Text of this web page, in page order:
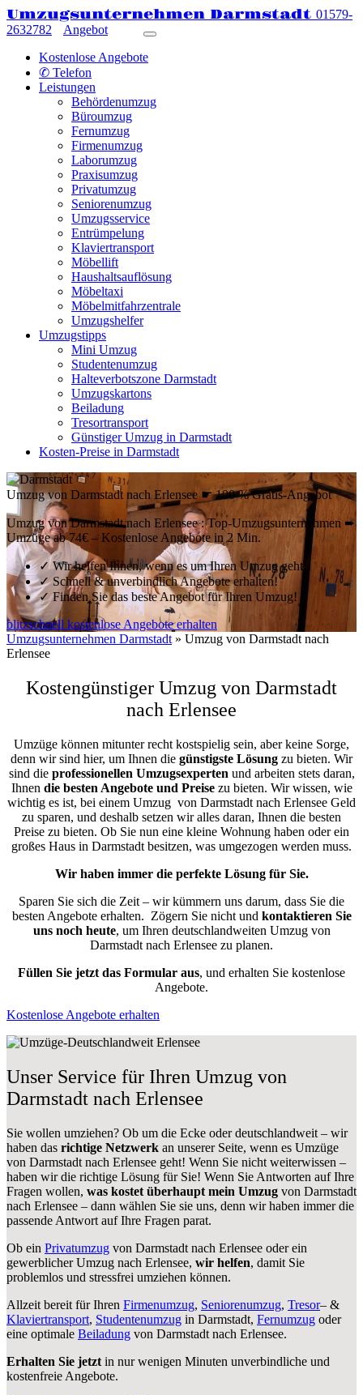
Umzugsunternehmen Darmstadt 01579-
2632782
Angebot
Kostenlose Angebote
✆ Telefon
Leistungen
Behördenumzug
Büroumzug
Fernumzug
Firmenumzug
Laborumzug
Praxisumzug
Privatumzug
Seniorenumzug
Umzugsservice
Entrümpelung
Klaviertransport
Möbellift
Haushaltsauflösung
Möbeltaxi
Möbelmitfahrzentrale
Umzugshelfer
Umzugstipps
Mini Umzug
Studentenumzug
Halteverbotszone Darmstadt
Umzugskartons
Beiladung
Tresortransport
Günstiger Umzug in Darmstadt
Kosten-Preise in Darmstadt
Umzug von Darmstadt nach Erlensee ☛ 100 % Gratis-Angebot
Umzug von Darmstadt nach Erlensee : Top-Umzugsunternehmen ➨
Umzüge ab 74€ – Kostenlose Angebote in 2 Min.
✓Wir helfen Ihnen, wenn es um Ihren Umzug geht!
✓Schnell & unverbindlich Angebote erhalten!
✓Finden Sie das beste Angebot für Ihren Umzug!
blitzschnell kostenlose Angebote erhalten
Umzugsunternehmen Darmstadt » Umzug von Darmstadt nach
Erlensee
Kostengünstiger Umzug von Darmstadt
nach Erlensee
Umzüge können mitunter recht kostspielig sein, aber keine Sorge,
denn wir sind hier, um Ihnen die günstigste Lösung zu bieten. Wir
sind die professionellen Umzugsexperten und arbeiten stets daran,
Ihnen die besten Angebote und Preisezu bieten. Wir wissen, wie
wichtig es ist, bei einem Umzug von Darmstadt nach Erlensee Geld
zu sparen, und deshalb setzen wir alles daran, Ihnen die besten
Preise zu bieten. Ob Sie nun eine kleine Wohnung haben oder ein
großes Haus in Darmstadt besitzen, was umgezogen werden muss.
Wir haben immer die perfekte Lösung für Sie.
Sparen Sie sich die Zeit – wir kümmern uns darum, dass Sie die
besten Angebote erhalten. Zögern Sie nicht und kontaktieren Sie
uns noch heute, um Ihren deutschlandweiten Umzug von
Darmstadt nach Erlensee zu planen.
Füllen Sie jetzt das Formular aus, und erhalten Sie kostenlose
Angebote.
Kostenlose Angebote erhalten
Unser Service für Ihren Umzug von
Darmstadt nach Erlensee
Sie wollen umziehen? Ob um die Ecke oder deutschlandweit – wir
haben das richtige Netzwerk an unserer Seite, wenn es Umzüge
von Darmstadt nach Erlensee geht! Wenn Sie nicht weiterwissen –
haben wir die richtige Lösung für Sie! Wenn Sie Antworten auf Ihre
Fragen wollen, was kostet überhaupt mein Umzug von Darmstadt
nach Erlensee – dann wählen Sie sie uns, denn wir haben immer die
passende Antwort auf Ihre Fragen parat.
Ob ein Privatumzug von Darmstadt nach Erlensee oder ein
gewerblicher Umzug nach Erlensee, wir helfen, damit Sie
problemlos und stressfrei umziehen können.
Allzeit bereit für Ihren Firmenumzug, Seniorenumzug, Tresor– &
Klaviertransport, Studentenumzug in Darmstadt, Fernumzug oder
eine optimale Beiladung von Darmstadt nach Erlensee.
Erhalten Sie jetzt in nur wenigen Minuten unverbindliche und
kostenfreie Angebote.